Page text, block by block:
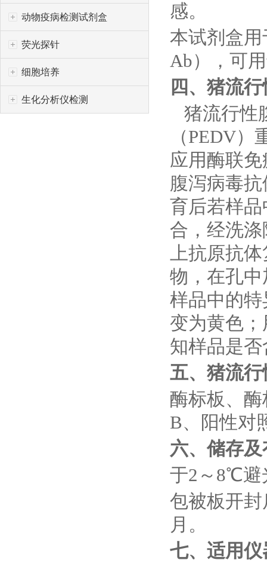
动物疫病检测试剂盒
荧光探针
细胞培养
生化分析仪检测
感。
本试剂盒
Ab），可
四、猪流
猪流行性
（PEDV
应用酶联
腹泻病毒
育后若样
合，经洗
上抗原抗
物，在孔
样品中的
变为黄色
知样品是
五、猪流
酶标板、
B、阳性对
六、储存
于2～8℃避
包被板开
月。
七、适用